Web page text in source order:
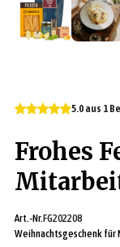
5.0 aus 1
Frohes
Art.-Nr.FG202208
Weihnachtsgeschenk